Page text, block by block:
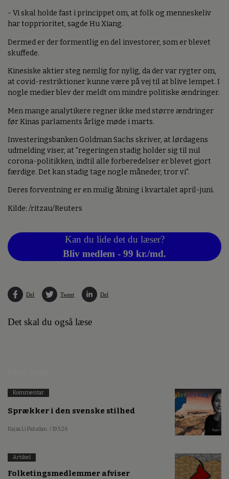
- Vi skal holde fast i princippet om, at folk og menneskeliv
har topprioritet, sagde Hu Xiang.
Dermed er der formentlig en del investorer, som er blevet
skuffede.
Kinesiske aktier steg nemlig for nylig, da der var rygter om,
at covid-restriktioner kunne være på vej til at blive lempet. I
nogle medier blev der meldt om mindre politiske ændringer.
Men mange analytikere regner ikke med større ændringer
før Kinas parlaments årlige møde i marts.
Investeringsbanken Goldman Sachs skriver, at lørdagens
udmelding viser, at "regeringen stadig holder sig til nul
corona-politikken, indtil alle forberedelser er blevet gjort
færdige. Det kan stadig tage nogle måneder, tror vi".
Deres forventning er en mulig åbning i kvartalet april-juni.
Kilde: /ritzau/Reuters
Kan du lide det du læser?
Bliv medlem - 99 kr./md.
Del Tweet Del
Det skal du også læse
Kommentar
Sprækker i den svenske stilhed
Kajsa Li Paludan / 19.5.26
Artikel
Folketingsmedlemmer afviser